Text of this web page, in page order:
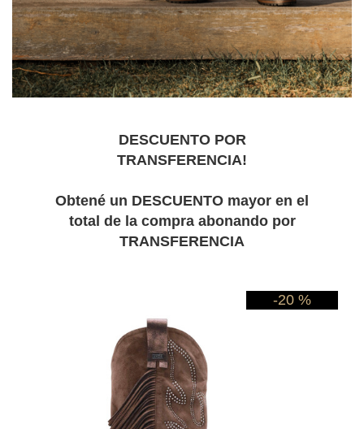
DESCUENTO POR
TRANSFERENCIA!
Obtené un DESCUENTO mayor en el
total de la compra abonando por
TRANSFERENCIA
-20 %